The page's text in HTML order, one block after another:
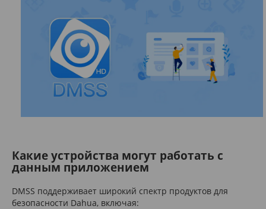
Какие устройства могут работать с
данным приложением
DMSS поддерживает широкий спектр продуктов для
безопасности Dahua, включая: